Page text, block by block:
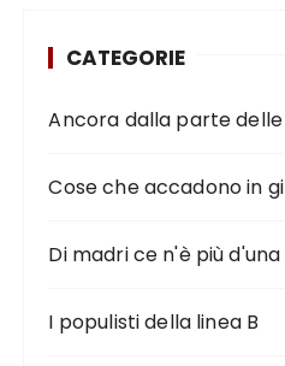
CATEGORIE
Ancora dalla parte
Cose che accadono in
Di madri ce n'è più d'una
I populisti della linea B